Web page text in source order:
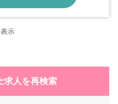
示
求人を再検索